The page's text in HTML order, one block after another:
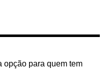
opção para quem tem